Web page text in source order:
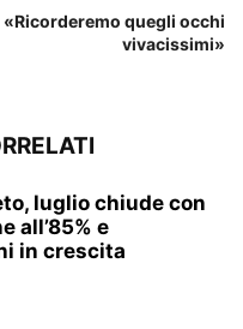
«Ricorderemo quegli occhi
vivacissimi»
luglio chiude con
all’85% e
in crescita